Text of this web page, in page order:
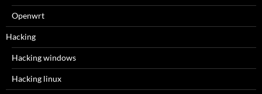
Openwrt
Hacking
Hacking windows
Hacking linux